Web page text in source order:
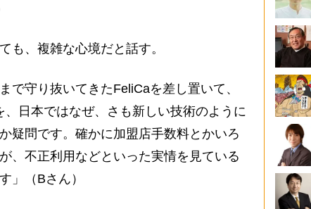
、複雑な心境だと話す。
で守り抜いてきたFeliCaを差し置いて、
日本ではなぜ、さも新しい技術のように
疑問です。確かに加盟店手数料とかいろ
、不正利用などといった実情を見ている
」（Bさん）